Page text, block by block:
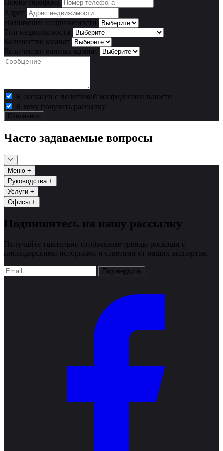
Номер телефона
Адрес
Назначение недвижимости
Тип недвижимости
Количество комнат
Количество ванных комнат
Я согласен с политикой конфиденциальности
Я хочу получать рассылку
Отправить
Часто задаваемые вопросы
Меню +
Руководства +
Услуги +
Офисы +
Подпишитесь на нашу рассылку
Получайте тщательно отобранные тренды роскоши с
инсайдерскими историями и советами от наших экспертов.
Подтвердить